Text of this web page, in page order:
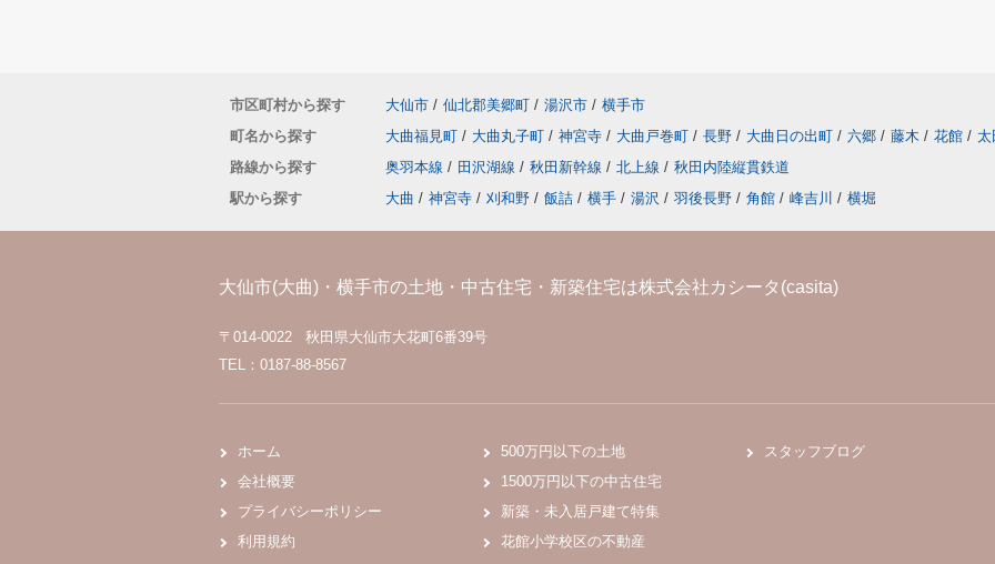
市区町村から探す 大仙市 / 仙北郡美郷町 / 湯沢市 / 横手市
町名から探す
大曲福見町 / 大曲丸子町 / 神宮寺 / 大曲戸巻町 / 長野 / 大曲日の出町 / 六郷 / 藤木 / 花館 / 太
路線から探す
奥羽本線 / 田沢湖線 / 秋田新幹線 / 北上線 / 秋田内陸縦貫鉄道
駅から探す
大曲 / 神宮寺 / 刈和野 / 飯詰 / 横手 / 湯沢 / 羽後長野 / 角館 / 峰吉川 / 横堀
大仙市(大曲)・横手市の土地・中古住宅・新築住宅は株式会社カシータ(casita)
〒014-0022 秋田県大仙市大花町6番39号
TEL：0187-88-8567
ホーム
会社概要
プライバシーポリシー
利用規約
500万円以下の土地
1500万円以下の中古住宅
新築・未入居戸建て特集
花館小学校区の不動産
スタッフブログ